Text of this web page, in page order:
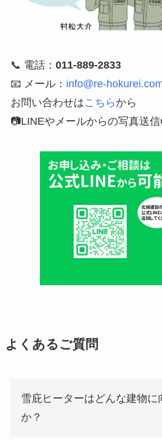
📞 電話： 011-889-2833
📧 メール： info@re-
お問い合わせはこちら から
📷LINEやメールからの写真送信
よくあるご質問
雪庇ヒーターはどんな建物に
か？